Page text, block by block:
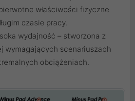
właściwości fizyczne
czasie pracy.
wydajność – stworzona z
wymagających scenariuszach
obciążeniach.